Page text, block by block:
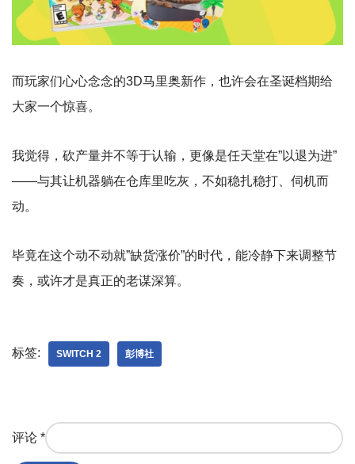
而玩家们心心念念的3D马里奥新作，也许会在圣诞档期给
大家一个惊喜。
我觉得，砍产量并不等于认输，更像是任天堂在”以退为进”
——与其让机器躺在仓库里吃灰，不如稳扎稳打、伺机而
动。
毕竟在这个动不动就”缺货涨价”的时代，能冷静下来调整节
奏，或许才是真正的老谋深算。
标签: SWITCH 2 彭博社
评论 *